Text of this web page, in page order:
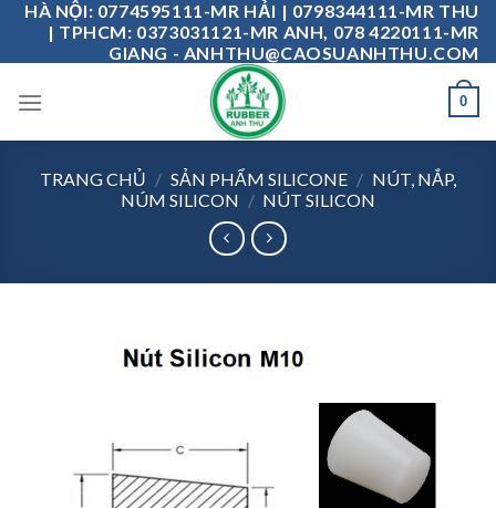
Skip
content
HÀ NỘI: 0774595111-MR HẢI | 0798344111-MR THU
| TPHCM: 0373031121-MR ANH, 078 4220111-MR
GIANG - ANHTHU@CAOSUANHTHU.COM
0
TRANG CHỦ / SẢN PHẨM SILICONE / NÚT, NẮP,
NÚM SILICON / NÚT SILICON